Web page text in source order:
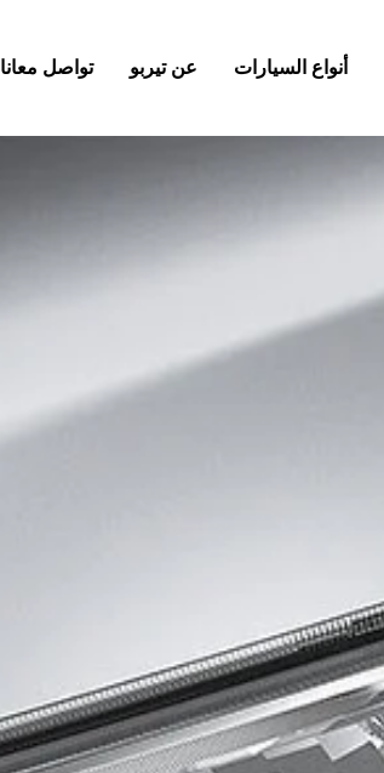
أنواع السيارات عن تيربو تواصل معانا